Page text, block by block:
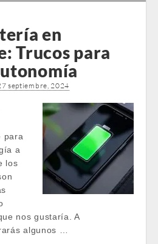
en
Trucos para
septiembre, 2024
para
a
los
nos gustaría. A
algunos …